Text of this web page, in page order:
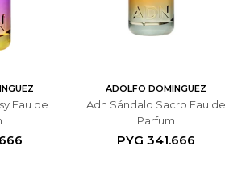
Eau de
ADOLFO DOMINGUEZ
Adn Sándalo Sacro Eau de
Parfum
PYG 341.666